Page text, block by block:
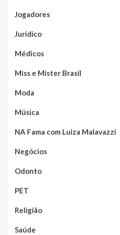
Jogadores
Jurídico
Médicos
Miss e Mister Brasil
Moda
Música
NA Fama com Luiza Malavazzi
Negócios
Odonto
PET
Religião
Saúde